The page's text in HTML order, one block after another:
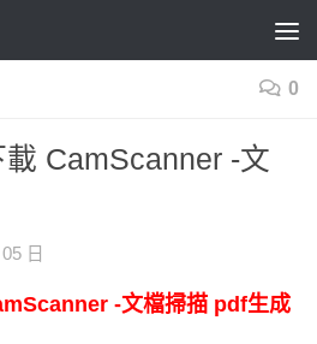
0
CamScanner -文
日
-文檔掃描 pdf生成